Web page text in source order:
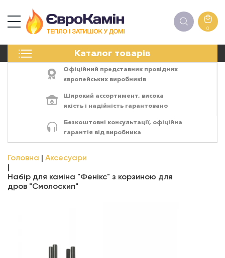
0
Каталог товарів
ПЕЧІ
ЕЛЕКТРОКАМІНИ
АКСЕСУАРИ
Офіційний представник провідних
європейських виробників
Широкий ассортимент, висока
якість і надійність гарантовано
Безкоштовні консультації, офіційна
гарантія від виробника
Головна Аксесуари
Набір для каміна "Фенікс" з корзиною для
дров "Смолоскип"